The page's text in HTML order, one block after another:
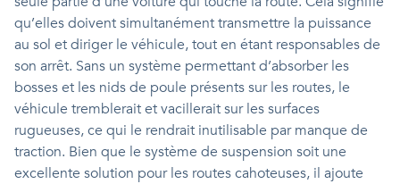
qu’elles doivent simultanément transmettre la puissance
au sol et diriger le véhicule, tout en étant responsables de
son arrêt. Sans un système permettant d’absorber les
bosses et les nids de poule présents sur les routes, le
véhicule tremblerait et vacillerait sur les surfaces
rugueuses, ce qui le rendrait inutilisable par manque de
traction. Bien que le système de suspension soit une
excellente solution pour les routes cahoteuses, il ajoute